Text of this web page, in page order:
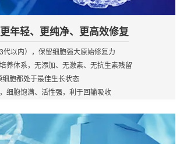
更年轻、更纯净、更高效修复
代以内），保留细胞强大原始修复力
养体系，无添加、无激素、无抗生素残留
胞都处于最佳生长状态
细胞饱满、活性强，利于回输吸收